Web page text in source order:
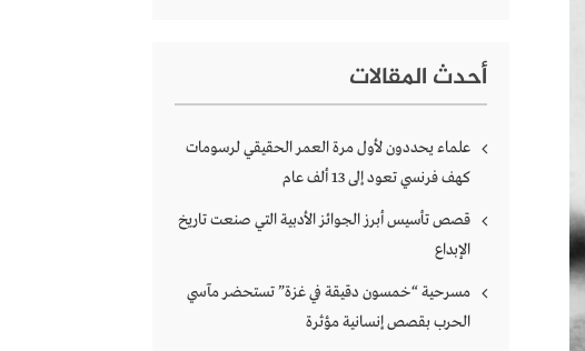
أحدث المقالات
علماء يحددون لأول مرة العمر الحقيقي لرسومات
كهف فرنسي تعود إلى 13 ألف عام
قصص تأسيس أبرز الجوائز الأدبية التي صنعت تاريخ
الإبداع
مسرحية “خمسون دقيقة في غزة” تستحضر مآسي
الحرب بقصص إنسانية مؤثرة